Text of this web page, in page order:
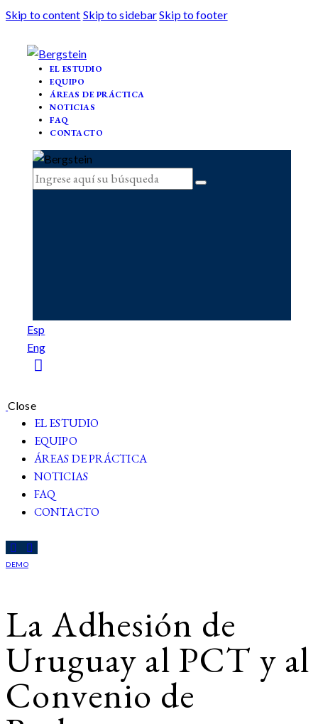
Skip to content Skip to sidebarSkip to footer
EL ESTUDIO
EQUIPO
ÁREAS DE PRÁCTICA
NOTICIAS
FAQ
CONTACTO
Esp
Eng
Close
EL ESTUDIO
EQUIPO
ÁREAS DE PRÁCTICA
NOTICIAS
FAQ
CONTACTO
DEMO
La Adhesión de
Uruguay al PCT y al
Convenio de